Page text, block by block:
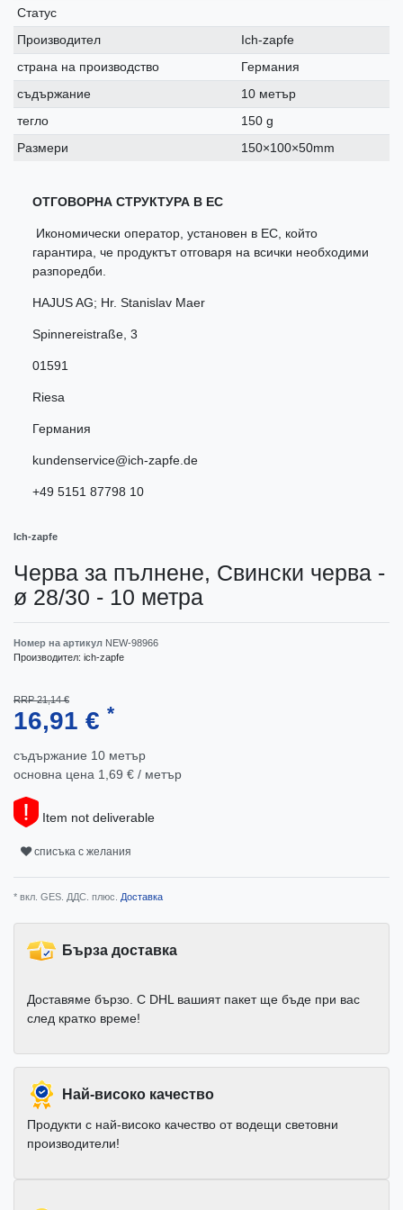
Статус
Производител
Ich-zapfe
страна на производство
Германия
съдържание
10 метър
тегло
150 g
Размери
150×100×50mm
ОТГОВОРНА СТРУКТУРА В ЕС
Икономически оператор, установен в ЕС, който
гарантира, че продуктът отговаря на всички необходими
разпоредби.
HAJUS AG; Hr. Stanislav Maer
Spinnereistraße 3
01591
Riesa
Германия
kundenservice@ich-zapfe.de
+49 5151 87798 10
Ich-zapfe
Черва за пълнене, Свински черва -
ø 28/30 - 10 метра
Номер на артикул NEW-98966
Производител: ich-zapfe
RRP 21,14 €
16,91 € *
съдържание 10 метър
основна цена 1,69 € / метър
Item not deliverable
списъка с желания
* вкл. GES. ДДС. плюс. Доставка
Бърза доставка
Доставяме бързо. С DHL вашият пакет ще бъде при вас
след кратко време!
Най-високо качество
Продукти с най-високо качество от водещи световни
производители!